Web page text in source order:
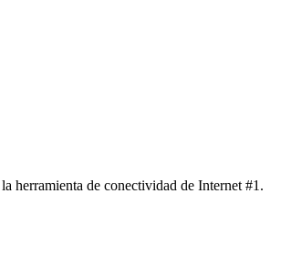
herramienta de conectividad de Internet #1.